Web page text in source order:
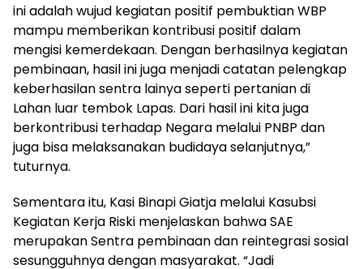
ini adalah wujud kegiatan positif pembuktian WBP
mampu memberikan kontribusi positif dalam
mengisi kemerdekaan. Dengan berhasilnya kegiatan
pembinaan, hasil ini juga menjadi catatan pelengkap
keberhasilan sentra lainya seperti pertanian di
Lahan luar tembok Lapas. Dari hasil ini kita juga
berkontribusi terhadap Negara melalui PNBP dan
juga bisa melaksanakan budidaya selanjutnya,”
tuturnya.
Sementara itu, Kasi Binapi Giatja melalui Kasubsi
Kegiatan Kerja Riski menjelaskan bahwa SAE
merupakan Sentra pembinaan dan reintegrasi sosial
sesungguhnya dengan masyarakat. “Jadi